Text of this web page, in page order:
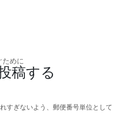
ために
稿する
すぎないよう、郵便番号単位として